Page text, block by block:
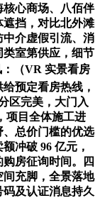
心商场、八佰伴
挡，对比北外滩
介虚假引流、消
室第供应，细节
（VR 实景看房
预定看房热线，
区完美，大门入
项目全体施工进
、总价门槛的优选
冲破 96 亿元，
房征询时间。四
充脚，全景落地
及认证消息持久